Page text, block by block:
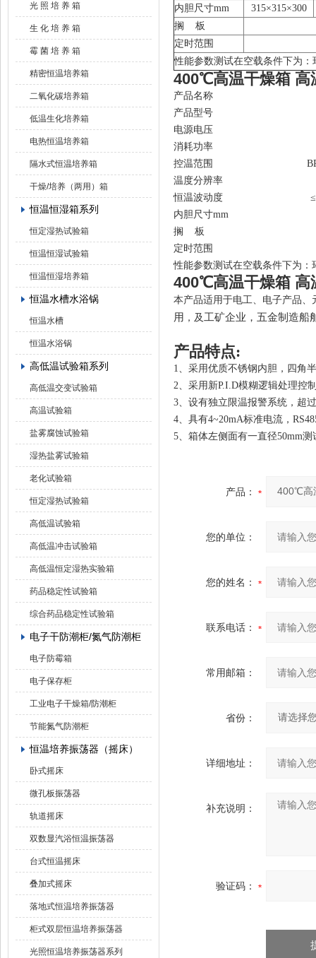
光 照 培 养 箱
生 化 培 养 箱
霉 菌 培 养 箱
精密恒温培养箱
二氧化碳培养箱
低温生化培养箱
电热恒温培养箱
隔水式恒温培养箱
干燥/培养（两用）箱
恒温恒湿箱系列
恒定湿热试验箱
恒温恒湿试验箱
恒温恒湿培养箱
恒温水槽水浴锅
恒温水槽
恒温水浴锅
高低温试验箱系列
高低温交变试验箱
高温试验箱
盐雾腐蚀试验箱
湿热盐雾试验箱
老化试验箱
恒定湿热试验箱
高低温试验箱
高低温冲击试验箱
高低温恒定湿热实验箱
药品稳定性试验箱
综合药品稳定性试验箱
电子干防潮柜/氮气防潮柜
电子防霉箱
电子保存柜
工业电子干燥箱/防潮柜
节能氮气防潮柜
恒温培养振荡器（摇床）
卧式摇床
微孔板振荡器
轨道摇床
双数显汽浴恒温振荡器
台式恒温摇床
叠加式摇床
落地式恒温培养振荡器
柜式双层恒温培养振荡器
光照恒温培养振荡器系列
内胆尺寸mm
315×315×300
搁 板
定时范围
性能参数测试在空载条件下为
400℃高温干燥箱 高
产品名称
产品型号
电源电压
消耗功率
控温范围
温度分辨率
恒温波动度
≤
内胆尺寸mm
搁 板
定时范围
性能参数测试在空载条件下为
400℃高温干燥箱 高
本产品适用于电工、电子产品
用 ，及 工矿企业，五金制造船
产品特点:
1、采用优质不锈钢内胆，四角
2、采用新P.I.D模糊逻辑处理控
3、设有独立限温报警系统，超
4、具有4~20mA标准电流，
5、箱体左侧面有一直径50mm
产品：
您的单位：
您的姓名：
联系电话：
常用邮箱：
省份：
详细地址：
补充说明：
验证码：